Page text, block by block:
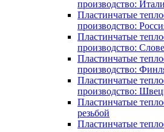
производство:
Пластинчатые
производство:
Пластинчатые
производство:
Пластинчатые
производство:
Пластинчатые
производство:
Пластинчатые
резьбой
Пластинчатые